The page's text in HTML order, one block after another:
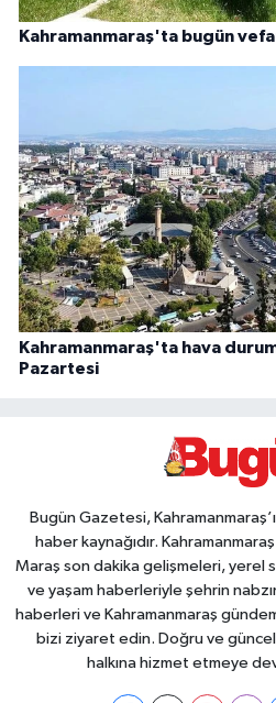
Kahramanmaraş'ta bugün
Kahramanmaraş'ta hava
Pazartesi
Bugün Gazetesi,
haber kaynağıdır.
Maraş son dakika gelişmeleri, yerel
ve yaşam haberleriyle şehrin
haberleri ve Kahramanmaraş
bizi ziyaret edin. Doğru ve
halkına hizmet etmeye